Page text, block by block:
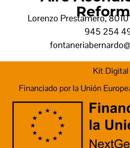
Lorenzo Prestamero, 8
945 254
Kit Digital
Financiado por la Unión